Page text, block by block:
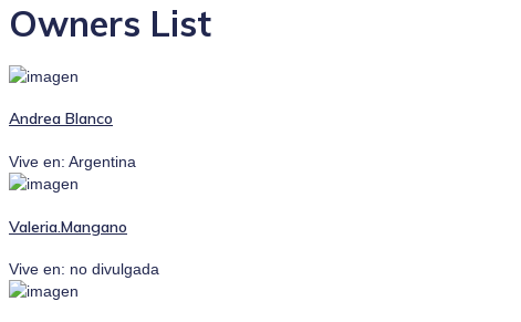
Owners List
Andrea Blanco
Vive en: Argentina
Valeria.Mangano
Vive en: no divulgada